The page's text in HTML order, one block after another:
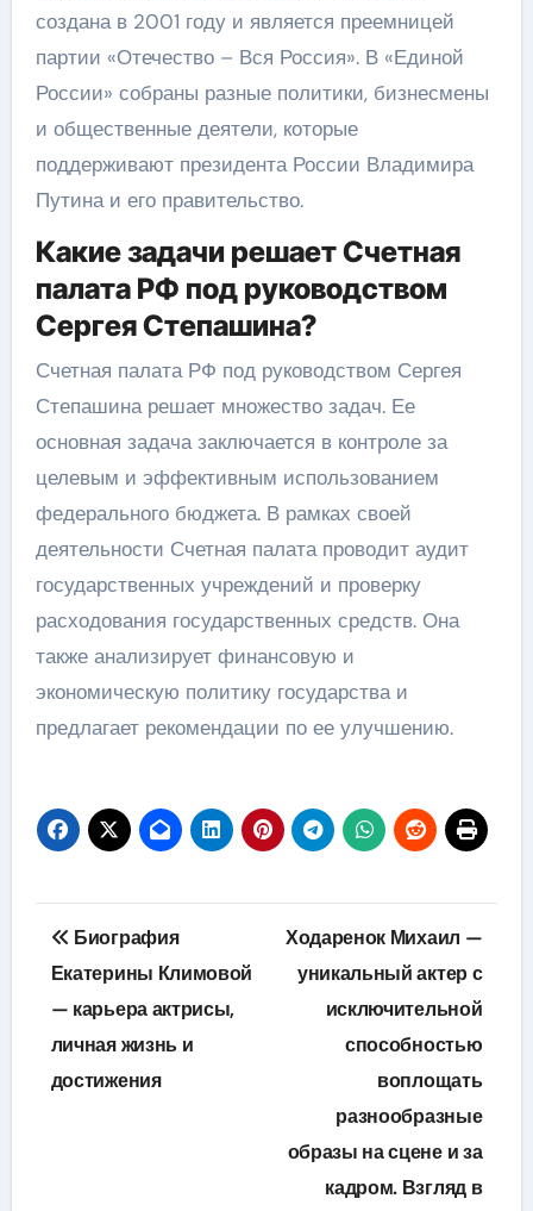
создана в 2001 году и является преемницей
партии «Отечество – Вся Россия». В «Единой
России» собраны разные политики, бизнесмены
и общественные деятели, которые
поддерживают президента России Владимира
Путина и его правительство.
Какие задачи решает Счетная
палата РФ под руководством
Сергея Степашина?
Счетная палата РФ под руководством Сергея
Степашина решает множество задач. Ее
основная задача заключается в контроле за
целевым и эффективным использованием
федерального бюджета. В рамках своей
деятельности Счетная палата проводит аудит
государственных учреждений и проверку
расходования государственных средств. Она
также анализирует финансовую и
экономическую политику государства и
предлагает рекомендации по ее улучшению.
Навигация
по
записям
Биография
Екатерины Климовой
— карьера актрисы,
личная жизнь и
достижения
Ходаренок Михаил —
уникальный актер с
исключительной
способностью
воплощать
разнообразные
образы на сцене и за
кадром. Взгляд в